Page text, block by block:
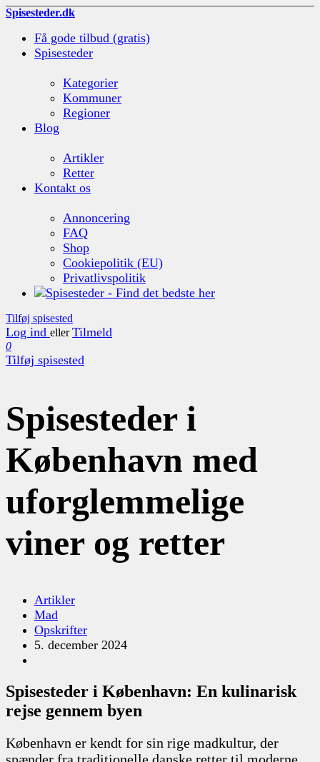
Spisesteder.dk
Få gode tilbud (gratis)
Spisesteder
Kategorier
Kommuner
Regioner
Blog
Artikler
Retter
Kontakt os
Annoncering
FAQ
Shop
Cookiepolitik (EU)
Privatlivspolitik
Tilføj spisested
Log ind eller Tilmeld
0
Tilføj spisested
Spisesteder i
København med
uforglemmelige
viner og retter
Artikler
Mad
Opskrifter
5. december 2024
Spisesteder i København: En kulinarisk
rejse gennem byen
København er kendt for sin rige madkultur, der